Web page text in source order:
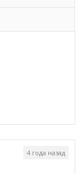
4 года назад